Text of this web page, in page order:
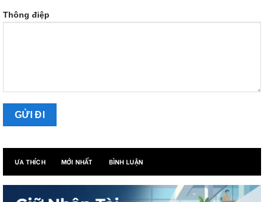
Thông điệp
ƯA THÍCH MỚI NHẤT BÌNH LUẬN